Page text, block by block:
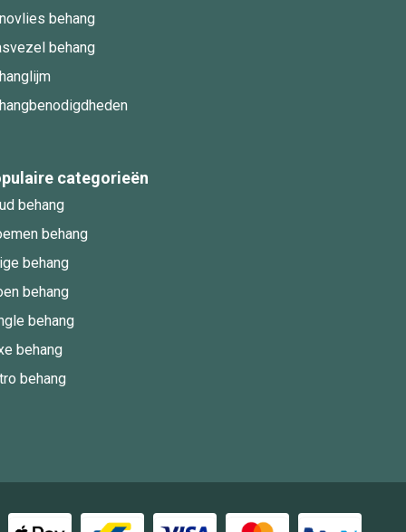
behang
behang
categorieën
behang
behang
behang
behang
behang
behang
behang